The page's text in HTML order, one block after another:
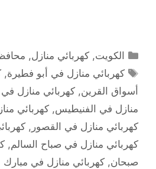
التصنيفات
الكويت,كهربائي منازل,
الوسوم
كهربائي منازل في أبو فطيرة,
أسواق القرين, كهربائي منازل في
منازل في الفنيطيس, كهربائي
كهربائي منازل في القصور ,
كهربائي منازل في صباح السالم,
صبحان, كهربائي منازل في مبارك